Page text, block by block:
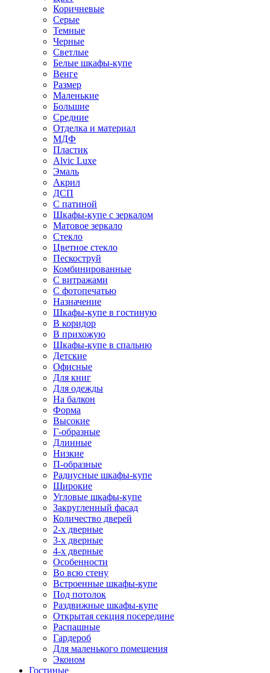
Коричневые
Серые
Темные
Черные
Светлые
Белые шкафы-купе
Венге
Размер
Маленькие
Большие
Средние
Отделка и материал
МДФ
Пластик
Alvic Luxe
Эмаль
Акрил
ДСП
С патиной
Шкафы-купе с зеркалом
Матовое зеркало
Стекло
Цветное стекло
Пескоструй
Комбинированные
С витражами
С фотопечатью
Назначение
Шкафы-купе в гостиную
В коридор
В прихожую
Шкафы-купе в спальню
Детские
Офисные
Для книг
Для одежды
На балкон
Форма
Высокие
Г-образные
Длинные
Низкие
П-образные
Радиусные шкафы-купе
Широкие
Угловые шкафы-купе
Закругленный фасад
Количество дверей
2-х дверные
3-х дверные
4-х дверные
Особенности
Во всю стену
Встроенные шкафы-купе
Под потолок
Раздвижные шкафы-купе
Открытая секция посередине
Распашные
Гардероб
Для маленького помещения
Эконом
Гостиные